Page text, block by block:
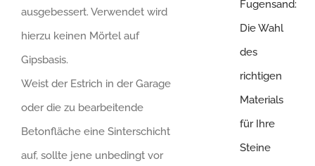
ausgebessert. Verwendet wird
hierzu keinen Mörtel auf
Gipsbasis.
Weist der Estrich in der Garage
oder die zu bearbeitende
Betonfläche eine Sinterschicht
auf, sollte jene unbedingt vor
Fugensand:
Die Wahl
des
richtigen
Materials
für Ihre
Steine